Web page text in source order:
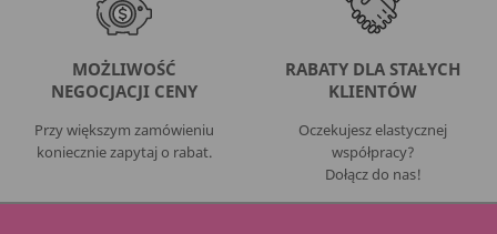
MOŻLIWOŚĆ
NEGOCJACJI CENY
Przy większym zamówieniu
koniecznie zapytaj o rabat.
RABATY DLA STAŁYCH
KLIENTÓW
Oczekujesz elastycznej
współpracy?
Dołącz do nas!